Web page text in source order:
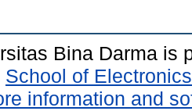
Bina Darma is
School of
information and